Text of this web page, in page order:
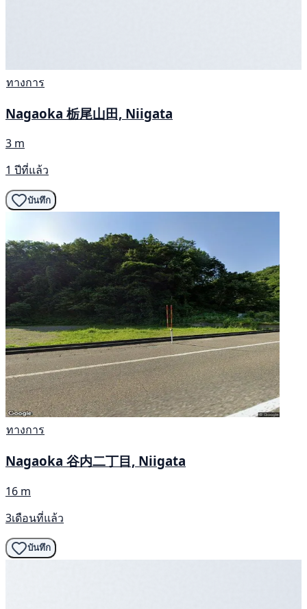
ทางการ
Nagaoka 栃尾山田, Niigata
3 m
1 ปีที่แล้ว
บันทึก
ทางการ
Nagaoka 谷内二丁目, Niigata
16 m
3เดือนที่แล้ว
บันทึก